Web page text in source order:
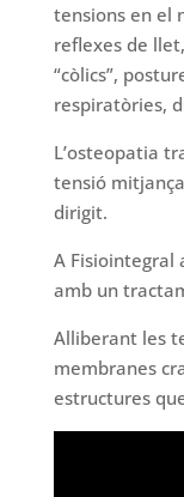
tensions en el
reflexes de
“còlics”,
respiratòries,
L’osteopatia
tensió
dirigit.
A Fisiointegral
amb un
Alliberant les
membranes
estructures